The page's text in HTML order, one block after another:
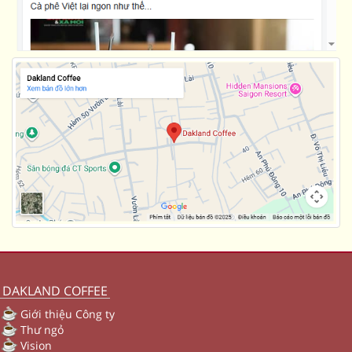
DAKLAND COFFEE
Giới thiệu Công ty
Thư ngỏ
Vision